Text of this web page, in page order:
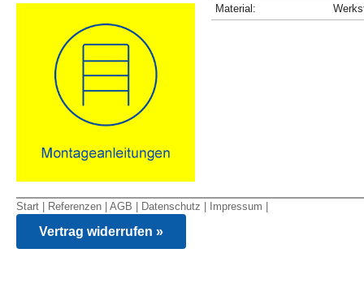
Material:
Start Referenzen AGB Datenschutz Impressum
Vertrag widerrufen »